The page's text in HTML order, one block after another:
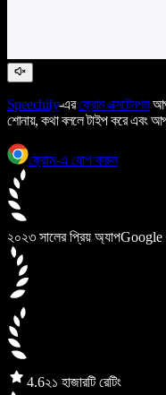
Speechify-এরক্রোম এক্সটেনশন
শোনায়, কথা বললে টাইপ করে এবং
ক্রোম-এ যোগ করুন
২০২৩ সালের প্রিয় অ্যাপGoogle
4.6২১ হাজারটি রেটিং